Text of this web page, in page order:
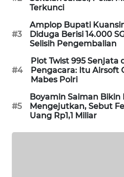
Terkunci
#3
Amplop Bupati
Diduga Berisi 14.000
Selisih Pengembalian
#4
Plot Twist 995 Senjata
Pengacara: Itu Airsoft
Mabes Polri
#5
Boyamin Saiman Bikin
Mengejutkan, Sebut
Uang Rp1,1 Miliar
MAWAKA
ID
MARTABAT
NET
PLN
WATCH
MKLI